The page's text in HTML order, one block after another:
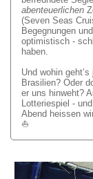
abenteuerlichen
(Seven Seas
Begegnungen
optimistisch -
haben.
Und wohin
Brasilien? Oder
er uns hinweht?
Lotteriespiel -
Abend heissen
⛵